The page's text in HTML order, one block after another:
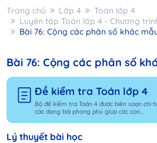
Trang chủ Lớp 4
Toán lớp 4
Luyện tập Toán lớp 4 - Chương
Bài 76: Cộng các phân số khác
Bài 76: Cộng các phân số
Đề kiểm tra Toán lớp 4
Bộ đề kiểm tra Toán 4 được biên soạn chi
các dạng bài phong phú giúp các con...
Lý thuyết bài học